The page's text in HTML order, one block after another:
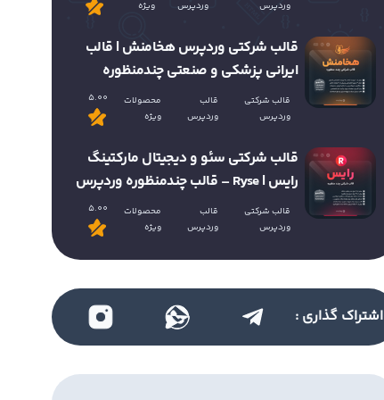
وردپرس وردپرس ویژه
قالب شرکتی وردپرس هخامنش | قالب
ایرانی پزشکی و صنعتی چندمنظوره
قالب شرکتی
وردپرس
قالب
وردپرس
محصولات
ویژه
5.00
قالب شرکتی سئو و دیجیتال مارکتینگ
رایس | Ryse – قالب چندمنظوره وردپرس
قالب شرکتی
وردپرس
قالب
وردپرس
محصولات
ویژه
5.00
اشتراک گذاری :